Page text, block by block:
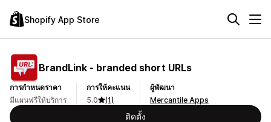
Shopify App Store
BrandLink ‑ branded short URLs
การกำหนดราคา
มีแผนฟรีให้บริการ
การให้คะแนน
5.0
(1)
ผู้พัฒนา
Mercantile Apps
ติดตั้ง